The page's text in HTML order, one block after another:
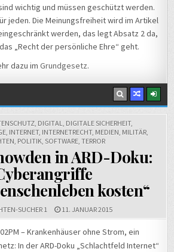
wichtig und müssen geschützt werden.
jeden. Die Meinungsfreiheit wird im Artikel
werden, das legt Absatz 2 da,
„Recht der persönliche Ehre“ geht.
dazu im Grundgesetz.
, DIGITAL, DIGITALE SICHERHEIT,
, INTERNET, INTERNETRECHT, MEDIEN, MILITÄR,
, POLITIK, SOFTWARE, TERROR
in ARD-Doku:
kosten“
SUCHER 1 11. JANUAR 2015
– Krankenhäuser ohne Strom, ein
In der ARD-Doku „Schlachtfeld Internet“